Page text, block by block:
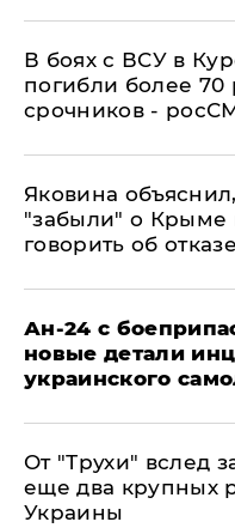
В боях с ВСУ в
погибли более 70
срочников -
Яковина
"забыли" о Крыме
говорить об
Ан-24 с
новые детали
украинского
От "Трухи" вслед
еще два крупных
Украины